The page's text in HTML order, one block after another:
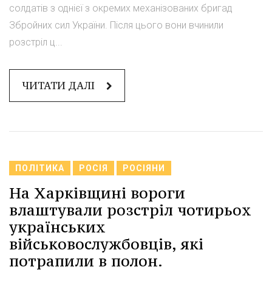
солдатів з однієї з окремих механізованих бригад
Збройних сил України. Після цього вони вчинили
розстріл ц...
ЧИТАТИ ДАЛІ
ПОЛІТИКА РОСІЯ РОСІЯНИ
На Харківщині вороги
влаштували розстріл чотирьох
українських
військовослужбовців, які
потрапили в полон.